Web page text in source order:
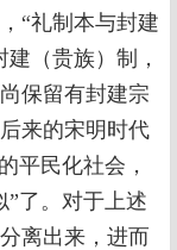
“礼制本与封建
（贵族）制，
保留有封建宗
来的宋明时代
平民化社会，
”了。对于上述
离出来，进而